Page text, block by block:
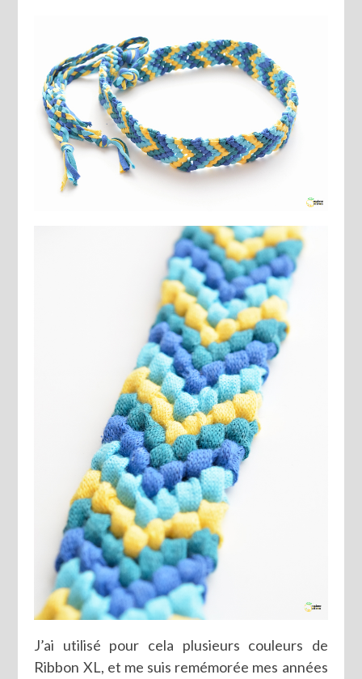
J’ai utilisé pour cela plusieurs couleurs de
Ribbon XL, et me suis remémorée mes années